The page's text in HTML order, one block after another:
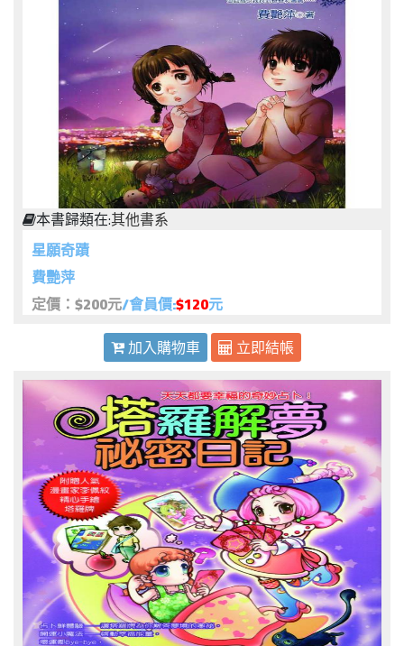
本書歸類在:其他書系
星願奇蹟
費艷萍
定價：$200元/會員價:$120元
加入購物車
立即結帳